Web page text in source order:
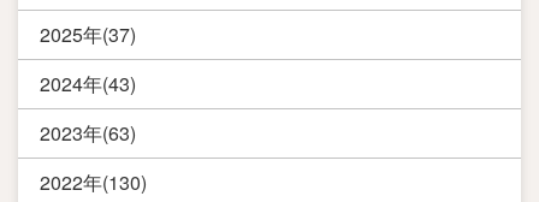
2025年(37)
2024年(43)
2023年(63)
2022年(130)